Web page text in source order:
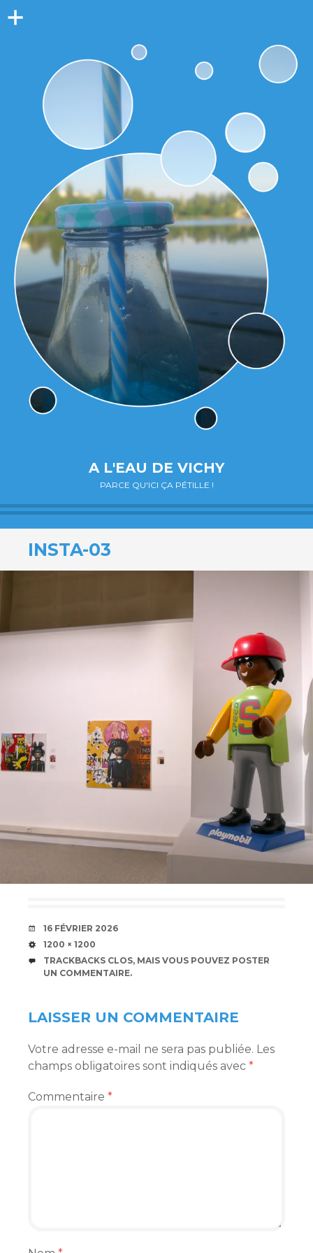
A L'EAU DE VICHY
PARCE QU'ICI ÇA PÉTILLE !
INSTA-03
DATE
16 FÉVRIER 2026
TAILLE
1200 × 1200
TRACKBACKS CLOS, MAIS VOUS POUVEZ POSTER
UN COMMENTAIRE.
LAISSER UN COMMENTAIRE
Votre adresse e-mail ne sera pas publiée. Les
champs obligatoires sont indiqués avec *
Commentaire *